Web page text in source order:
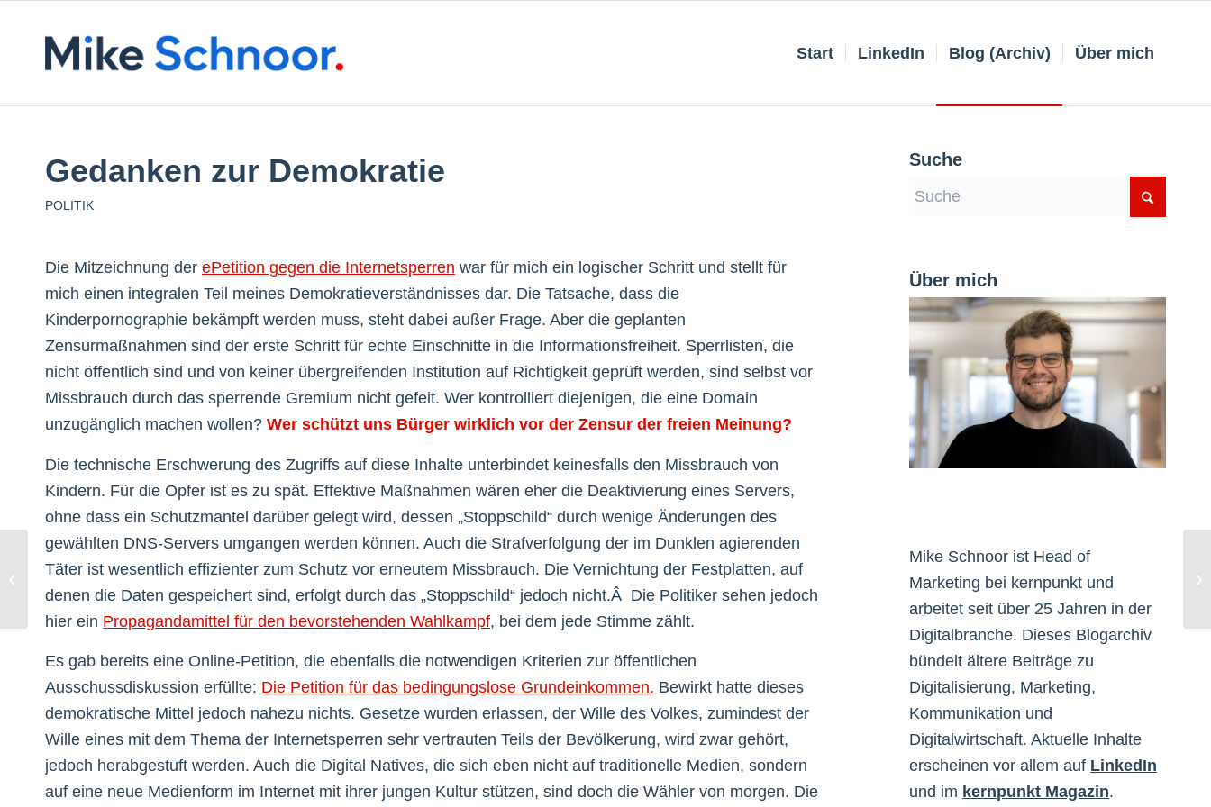
Start LinkedIn Blog (Archiv) Über mich
Gedanken zur Demokratie
POLITIK
Die Mitzeichnung der ePetition gegen die Internetsperren war für mich ein logischer Schritt und stellt für
mich einen integralen Teil meines Demokratieverständnisses dar. Die Tatsache, dass die
Kinderpornographie bekämpft werden muss, steht dabei außer Frage. Aber die geplanten
Zensurmaßnahmen sind der erste Schritt für echte Einschnitte in die Informationsfreiheit. Sperrlisten, die
nicht öffentlich sind und von keiner übergreifenden Institution auf Richtigkeit geprüft werden, sind selbst vor
Missbrauch durch das sperrende Gremium nicht gefeit. Wer kontrolliert diejenigen, die eine Domain
unzugänglich machen wollen? Wer schützt uns Bürger wirklich vor der Zensur der freien Meinung?
Die technische Erschwerung des Zugriffs auf diese Inhalte unterbindet keinesfalls den Missbrauch von
Kindern. Für die Opfer ist es zu spät. Effektive Maßnahmen wären eher die Deaktivierung eines Servers,
ohne dass ein Schutzmantel darüber gelegt wird, dessen „Stoppschild“ durch wenige Änderungen des
gewählten DNS-Servers umgangen werden können. Auch die Strafverfolgung der im Dunklen agierenden
Täter ist wesentlich effizienter zum Schutz vor erneutem Missbrauch. Die Vernichtung der Festplatten, auf
denen die Daten gespeichert sind, erfolgt durch das „Stoppschild“ jedoch nicht.Â Die Politiker sehen jedoch
hier ein Propagandamittel für den bevorstehenden Wahlkampf, bei dem jede Stimme zählt.
Es gab bereits eine Online-Petition, die ebenfalls die notwendigen Kriterien zur öffentlichen
Ausschussdiskussion erfüllte: Die Petition für das bedingungslose Grundeinkommen. Bewirkt hatte dieses
demokratische Mittel jedoch nahezu nichts. Gesetze wurden erlassen, der Wille des Volkes, zumindest der
Wille eines mit dem Thema der Internetsperren sehr vertrauten Teils der Bevölkerung, wird zwar gehört,
jedoch herabgestuft werden. Auch die Digital Natives, die sich eben nicht auf traditionelle Medien, sondern
auf eine neue Medienform im Internet mit ihrer jungen Kultur stützen, sind doch die Wähler von morgen. Die
Suche
Über mich
Mike Schnoor ist Head of
Marketing bei kernpunkt und
arbeitet seit über 25 Jahren in der
Digitalbranche. Dieses Blogarchiv
bündelt ältere Beiträge zu
Digitalisierung, Marketing,
Kommunikation und
Digitalwirtschaft. Aktuelle Inhalte
erscheinen vor allem auf LinkedIn
und im kernpunkt Magazin.
Blinde Wahlpropaganda und
Symbolpolitik von nichtswissenden
Politikern!